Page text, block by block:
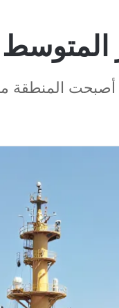
خريطة الطاقة في
المنطقة